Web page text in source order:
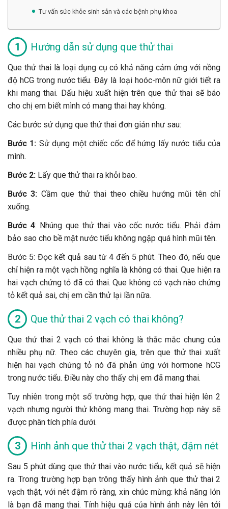
Tư vấn sức khỏe sinh sản và các bệnh phụ khoa
Hướng dẫn sử dụng que thử thai
Que thử thai là loại dụng cụ có khả năng cảm ứng với nồng
độ hCG trong nước tiểu. Đây là loại hoóc-môn nữ giới tiết ra
khi mang thai. Dấu hiệu xuất hiện trên que thử thai sẽ báo
cho chị em biết mình có mang thai hay không.
Các bước sử dụng que thử thai đơn giản như sau:
Bước 1: Sử dụng một chiếc cốc để hứng lấy nước tiểu của
mình.
Bước 2: Lấy que thử thai ra khỏi bao.
Bước 3: Cầm que thử thai theo chiều hướng mũi tên chỉ
xuống.
Bước 4: Nhúng que thử thai vào cốc nước tiểu. Phải đảm
bảo sao cho bề mặt nước tiểu không ngập quá hình mũi tên.
Bước 5: Đọc kết quả sau từ 4 đến 5 phút. Theo đó, nếu que
chỉ hiện ra một vạch hồng nghĩa là không có thai. Que hiện ra
hai vạch chứng tỏ đã có thai. Que không có vạch nào chứng
tỏ kết quả sai, chị em cần thử lại lần nữa.
Que thử thai 2 vạch có thai không?
Que thử thai 2 vạch có thai không là thắc mắc chung của
nhiều phụ nữ. Theo các chuyên gia, trên que thử thai xuất
hiện hai vạch chứng tỏ nó đã phản ứng với hormone hCG
trong nước tiểu. Điều này cho thấy chị em đã mang thai.
Tuy nhiên trong một số trường hợp, que thử thai hiện lên 2
vạch nhưng người thử không mang thai. Trường hợp này sẽ
được phân tích phía dưới.
Hình ảnh que thử thai 2 vạch thật, đậm nét
Sau 5 phút dùng que thử thai vào nước tiểu, kết quả sẽ hiện
ra. Trong trường hợp bạn trông thấy hình ảnh que thử thai 2
vạch thật, với nét đậm rõ ràng, xin chúc mừng: khả năng lớn
là bạn đã mang thai. Tính hiệu quả của hình ảnh này lên tới